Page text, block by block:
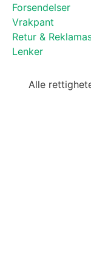
Forsendelser
Vrakpant
Retur &
Lenker
Alle